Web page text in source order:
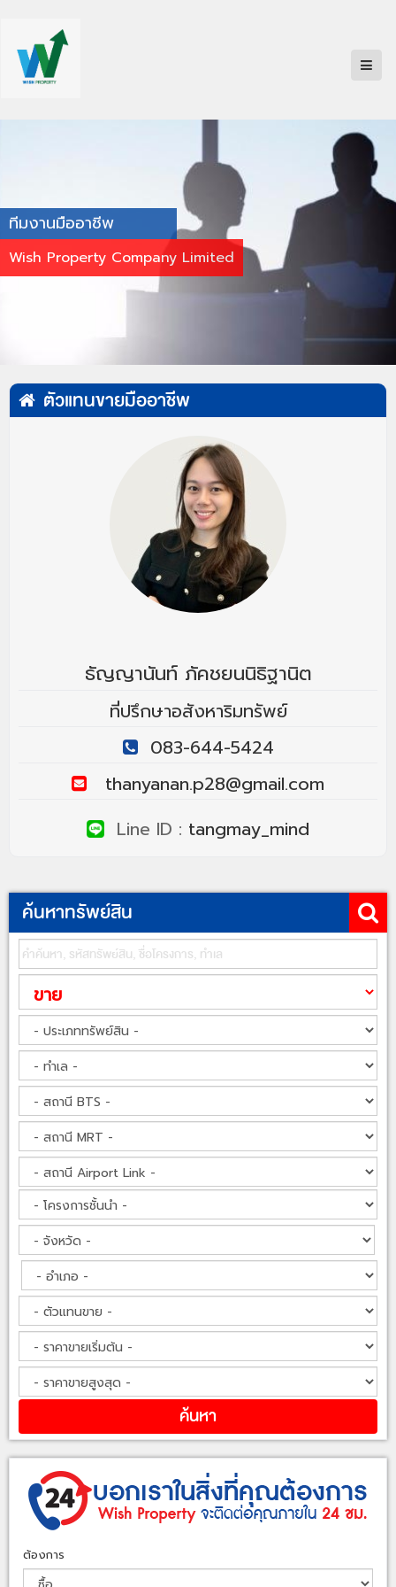
ทีมงานมืออาชีพ
Wish Property Company Limited
ตัวแทนขายมืออาชีพ
ธัญญานันท์ ภัคชยนนิธิฐานิต
ที่ปรึกษาอสังหาริมทรัพย์
083-644-5424
thanyanan.p28@gmail.com
Line ID : tangmay_mind
ค้นหาทรัพย์สิน
ต้องการ